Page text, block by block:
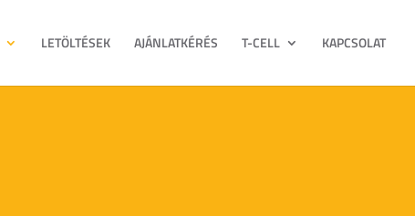
LETÖLTÉSEK AJÁNLATKÉRÉS T-CELL KAPCSOLAT